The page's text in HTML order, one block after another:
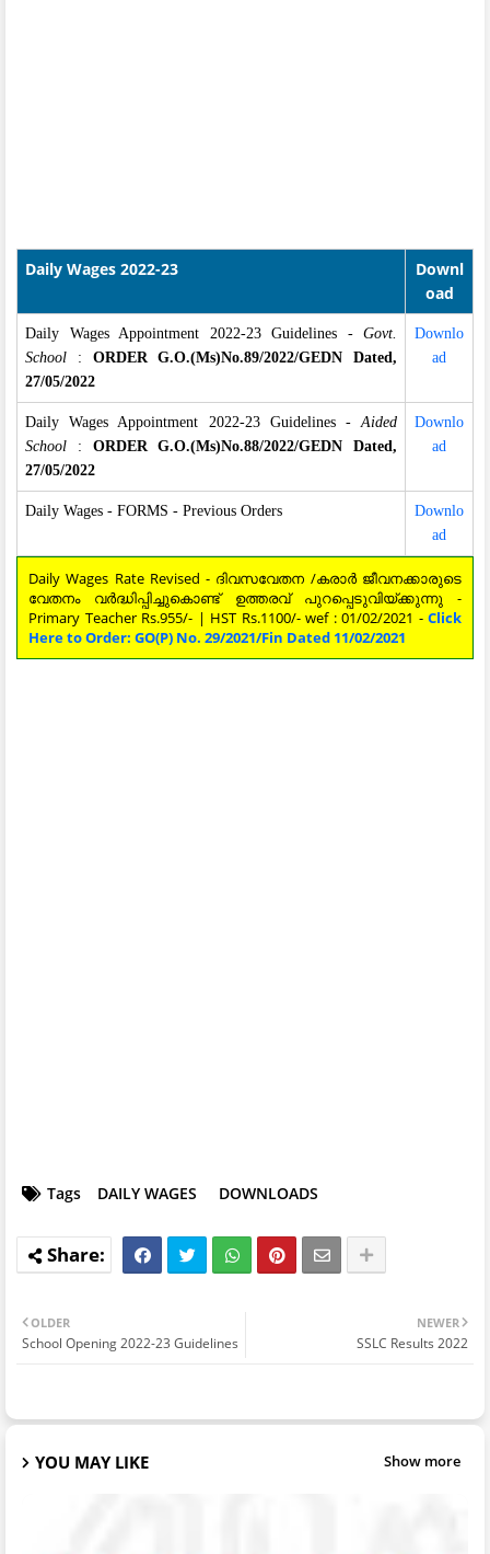
Daily Wages 2022-23
Downl
oad
Daily Wages Appointment 2022-23 Guidelines -Govt.
School : ORDER G.O.(Ms)No.89/2022/GEDN Dated,
27/05/2022
Downlo
ad
Daily Wages Appointment 2022-23 Guidelines - Aided
School : ORDER G.O.(Ms)No.88/2022/GEDN Dated,
27/05/2022
Downlo
ad
Daily Wages - FORMS - Previous Orders
Downlo
ad
Daily Wages Rate Revised - ദിവസവേതന /കരാർ ജീവനക്കാരുടെ
വേതനം വർദ്ധിപ്പിച്ചുകൊണ്ട് ഉത്തരവ് പുറപ്പെടുവിയ്ക്കുന്നു -
Primary Teacher Rs.955/- | HST Rs.1100/- wef : 01/02/2021 - Click
Here to Order: GO(P) No. 29/2021/Fin Dated 11/02/2021
Tags DAILY WAGES DOWNLOADS
NEWER
SSLC Results 2022
OLDER
School Opening 2022-23 Guidelines
YOU MAY LIKE Show more